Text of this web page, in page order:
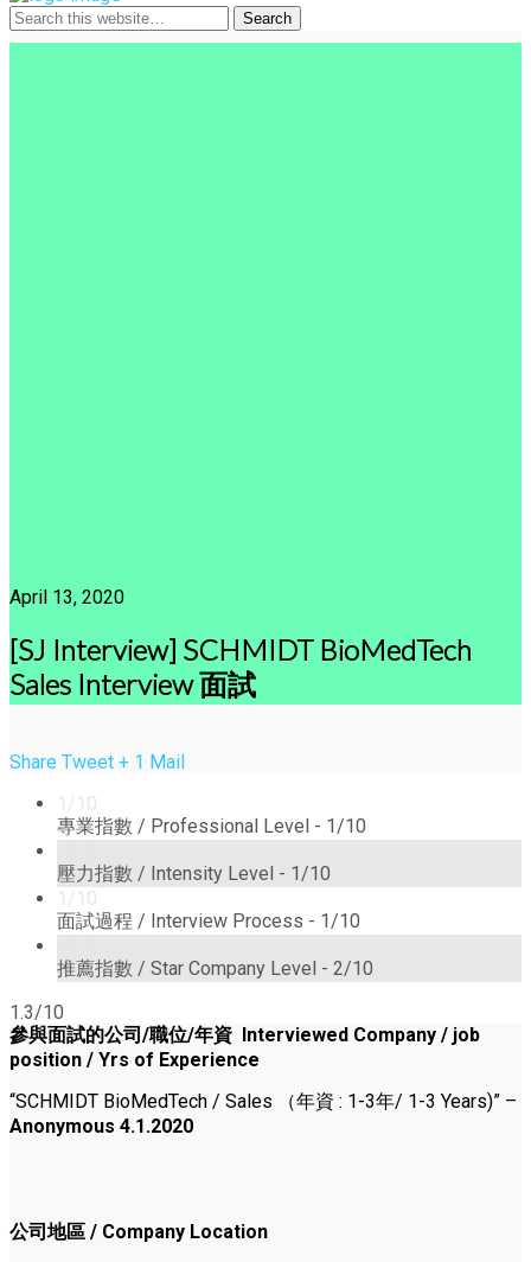
April 13, 2020
[SJ Interview] SCHMIDT BioMedTech
Sales Interview 面試
Share Tweet + 1 Mail
1/10
專業指數 / Professional Level - 1/10
壓力指數 / Intensity Level - 1/10
1/10
面試過程 / Interview Process - 1/10
推薦指數 / Star Company Level - 2/10
1.3/10
參與面試的公司/職位/年資 Interviewed Company / job
position / Yrs of Experience
“SCHMIDT BioMedTech / Sales （年資 : 1-3年/ 1-3 Years)” –
Anonymous 4.1.2020
公司地區 / Company Location